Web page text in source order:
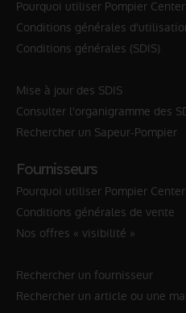
Pourquoi utiliser Pompier Center
Conditions générales
Conditions générales (SDIS)
Mise à jour des SDIS
Consulter l'organigramme des
Rechercher un Sapeur-Pompier
Fournisseurs
Pourquoi utiliser Pompier Center
Conditions générales de vente
Nos offres « visibilité »
Rechercher un fournisseur
Rechercher un article ou une